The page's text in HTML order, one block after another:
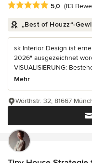
Durchschnittliche
5,0 (83
„Best of Houzz“-
sk Interior Design ist
2026" ausgezeichnet
VISUALISIERUNG:
Mehr
Wörthstr. 32, 81667